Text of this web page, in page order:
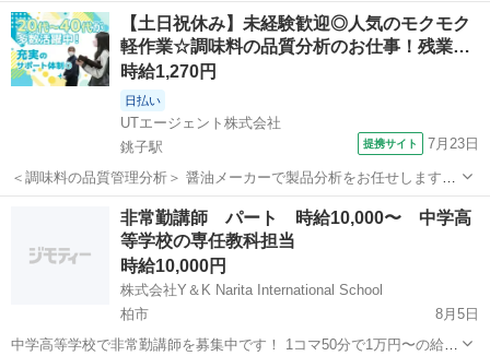
いただきます。 時間割は月曜（５コマ）火曜（１コマ）水曜（３コ
マ）木曜（１コマ）金曜（６コマ）の合計16コマを想定しておりま
す。 １コマ50分となります ...
千葉 柏市 その他 健保
【土日祝休み】未経験歓迎◎人気のモクモク
軽作業☆調味料の品質分析のお仕事！残業…
時給1,270円
日払い
UTエージェント株式会社
銚子駅
提携サイト 7月23日
＜調味料の品質管理分析＞ 醤油メーカーで製品分析をお任せします！
☆未経験歓迎のお仕事！ PC基本操作ができればOKです！ ＜具体的に
は…＞ 分析機器を用いた製品（液体調味料・粉末調味料）分析 ◆秤
量・サンプリング・分注...
銚子駅 その他
非常勤講師 パート 時給10,000〜 中学高
等学校の専任教科担当
時給10,000円
株式会社Y＆K Narita International School
柏市
8月5日
中学高等学校で非常勤講師を募集中です！ 1コマ50分で1万円〜の給料